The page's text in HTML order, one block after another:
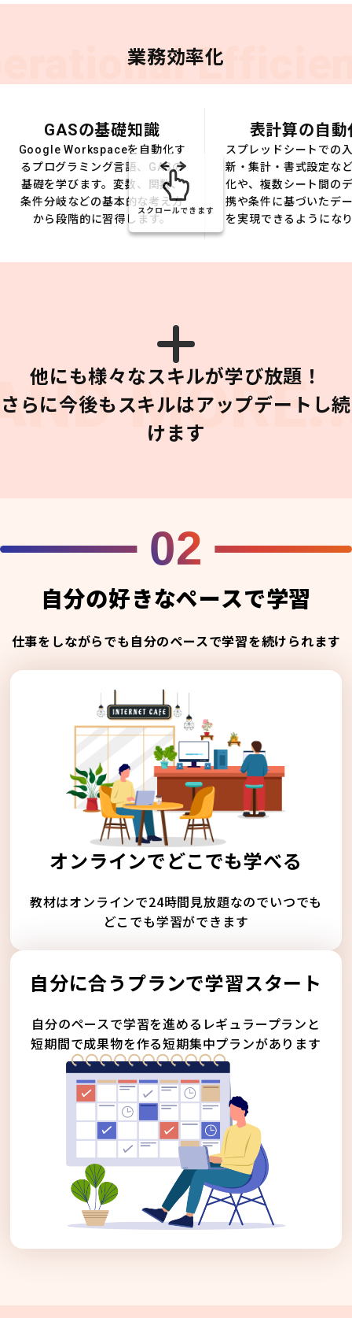
業務効率化
GASの基礎知識
Google Workspaceを自動化す
るプログラミング言語、GASの
基礎を学びます。変数、関数、
条件分岐などの基本的な考え方
から段階的に習得します。
表計算の自動
スプレッドシートでの
新・集計・書式設定な
化や、複数シート間の
携や条件に基づいたデ
を実現できるようにな
スクロールできます
他にも様々なスキルが学び放題！
さらに今後もスキルはアップデートし続
けます
02
自分の好きなペースで学習
仕事をしながらでも自分のペースで学習を続けられます
オンラインでどこでも学べる
教材はオンラインで24時間見放題なのでいつでも
どこでも学習ができます
自分に合うプランで学習スタート
自分のペースで学習を進めるレギュラープランと
短期間で成果物を作る短期集中プランがあります